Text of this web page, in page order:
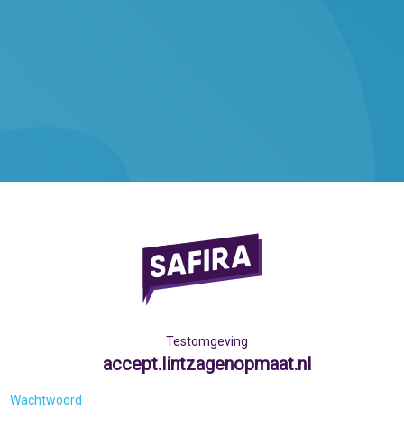
Testomgeving
accept.lintzagenopmaat.nl
Wachtwoord